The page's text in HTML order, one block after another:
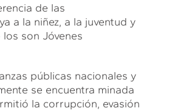
de las
a la niñez, a la juventud y
son Jóvenes
públicas nacionales y
se encuentra minada
la corrupción, evasión